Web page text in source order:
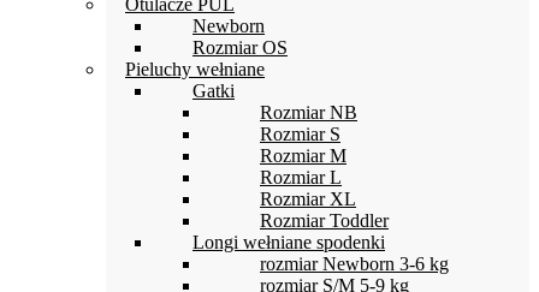
Otulacze PUL
Newborn
Rozmiar OS
Pieluchy wełniane
Gatki
Rozmiar NB
Rozmiar S
Rozmiar M
Rozmiar L
Rozmiar XL
Rozmiar Toddler
Longi wełniane spodenki
rozmiar Newborn 3-6 kg
rozmiar S/M 5-9 kg